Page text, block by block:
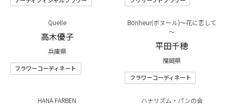
Quelle
高木優子
兵庫県
フラワーコーディネート
Bonheur(ボヌール)～花に恋して
～
平田千穂
福岡県
フラワーコーディネート
HANA FARBEN ハナリズム・パンの会